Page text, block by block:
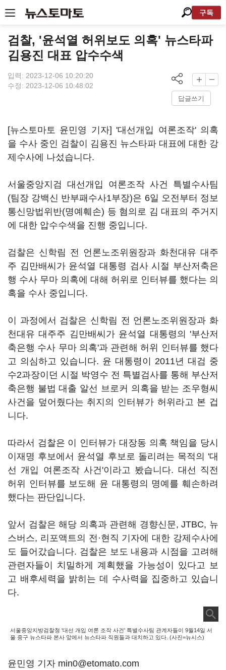
구독
검찰, '윤석열 허위보도 의혹' 뉴스타파
김용진 대표 압수수색
입력: 2023-12-06 10:20:20
수정: 2023-12-06 10:48:02
답글쓰기
[뉴스토마토 윤민영 기자] '대선개입 여론조작' 의혹
을 수사 중인 검찰이 김용진 뉴스타파 대표에 대한 강
제수사에 나섰습니다.
서울중앙지검 대선개입 여론조작 사건 특별수사팀
(팀장 강백신 반부패수사1부장)은 6일 오전부터 정보
통신망법위반(명예훼손) 등 혐의로 김 대표의 주거지
에 대한 압수수색을 진행 중입니다.
검찰은 신학림 전 언론노조위원장과 화천대유 대주
주 김만배씨가 윤석열 대통령 검사 시절 부산저축은
행 수사 무마 의혹에 대해 허위로 인터뷰를 했다는 의
혹을 수사 중입니다.
이 과정에서 검찰은 신학림 전 언론노조위원장과 화
천대유 대주주 김만배씨가 윤석열 대통령의 '부산저
축은행 수사 무마 의혹'과 관련해 허위 인터뷰를 했다
고 의심하고 있습니다. 윤 대통령이 2011년 대검 중
수2과장이던 시절 박영수 전 특별검사를 통해 부산저
축은행 불법 대출 알선 브로커 의혹을 받는 조우형씨
사건을 덮어줬다는 취지의 인터뷰가 허위라고 본 겁
니다.
따라서 검찰은 이 인터뷰가 대장동 의혹 책임을 당시
이재명 후보에서 윤석열 후보로 돌리려는 목적의 '대
선 개입 여론조작 사건'이라고 봤습니다. 대선 직전
허위 인터뷰를 보도해 윤 대통령의 명예를 훼손하려
했다는 판단입니다.
앞서 검찰은 해당 의혹과 관련해 경향신문, JTBC, 뉴
스버스, 리포액트의 전·현직 기자에 대한 강제수사에
도 들어갔습니다. 검찰은 보도 내용과 시점을 고려해
관련자들이 치밀하게 계획했을 가능성이 있다고 보
고 배후세력을 밝히는 데 수사력을 집중하고 있습니
다.
서울중앙지방검찰청 '대선 개입 여론 조작 사건' 특별수사팀 관계자들이 9월14일 서
울 중구 뉴스타파 본사 앞에서 뉴스타파 직원들과 대치하고 있다. (사진=뉴시스)
윤민영 기자 min0@etomato.com